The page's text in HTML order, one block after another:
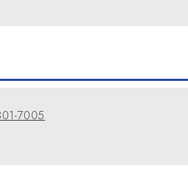
7005